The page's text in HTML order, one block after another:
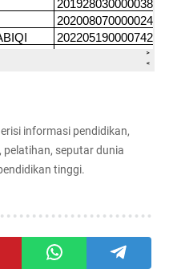
informasi pendidikan,
pelatihan, seputar dunia
tinggi.